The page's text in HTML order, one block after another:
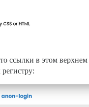
ссылки в этом верхнем